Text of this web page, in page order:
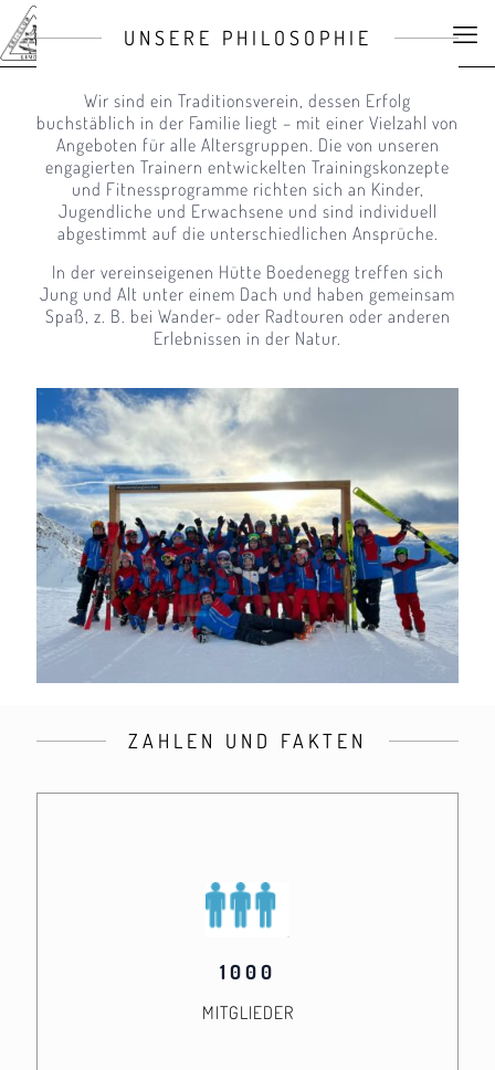
UNSERE PHILOSOPHIE
Wir sind ein Traditionsverein, dessen Erfolg
buchstäblich in der Familie liegt – mit einer Vielzahl von
Angeboten für alle Altersgruppen. Die von unseren
engagierten Trainern entwickelten Trainingskonzepte
und Fitnessprogramme richten sich an Kinder,
Jugendliche und Erwachsene und sind individuell
abgestimmt auf die unterschiedlichen Ansprüche.
In der vereinseigenen Hütte Boedenegg treffen sich
Jung und Alt unter einem Dach und haben gemeinsam
Spaß, z. B. bei Wander- oder Radtouren oder anderen
Erlebnissen in der Natur.
ZAHLEN UND FAKTEN
1000
MITGLIEDER